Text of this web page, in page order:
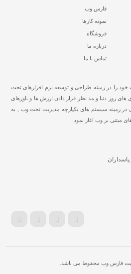
فارس وب
نمونه کارها
فروشگاه
درباره ما
تماس با ما
وب از سال ۱۳۹۰ فعالیت خود را در زمینه طراحی و توسعه نرم افزارهای تحت
های روز دنیا و مد نظر قرار دادن ارزش ها و باورهای
در زمینه سیستم های یکپارچه مدیریت تحت وب , به
مبتنی بر وب اغاز نمود.
فارس وب محفوظ می باشد.